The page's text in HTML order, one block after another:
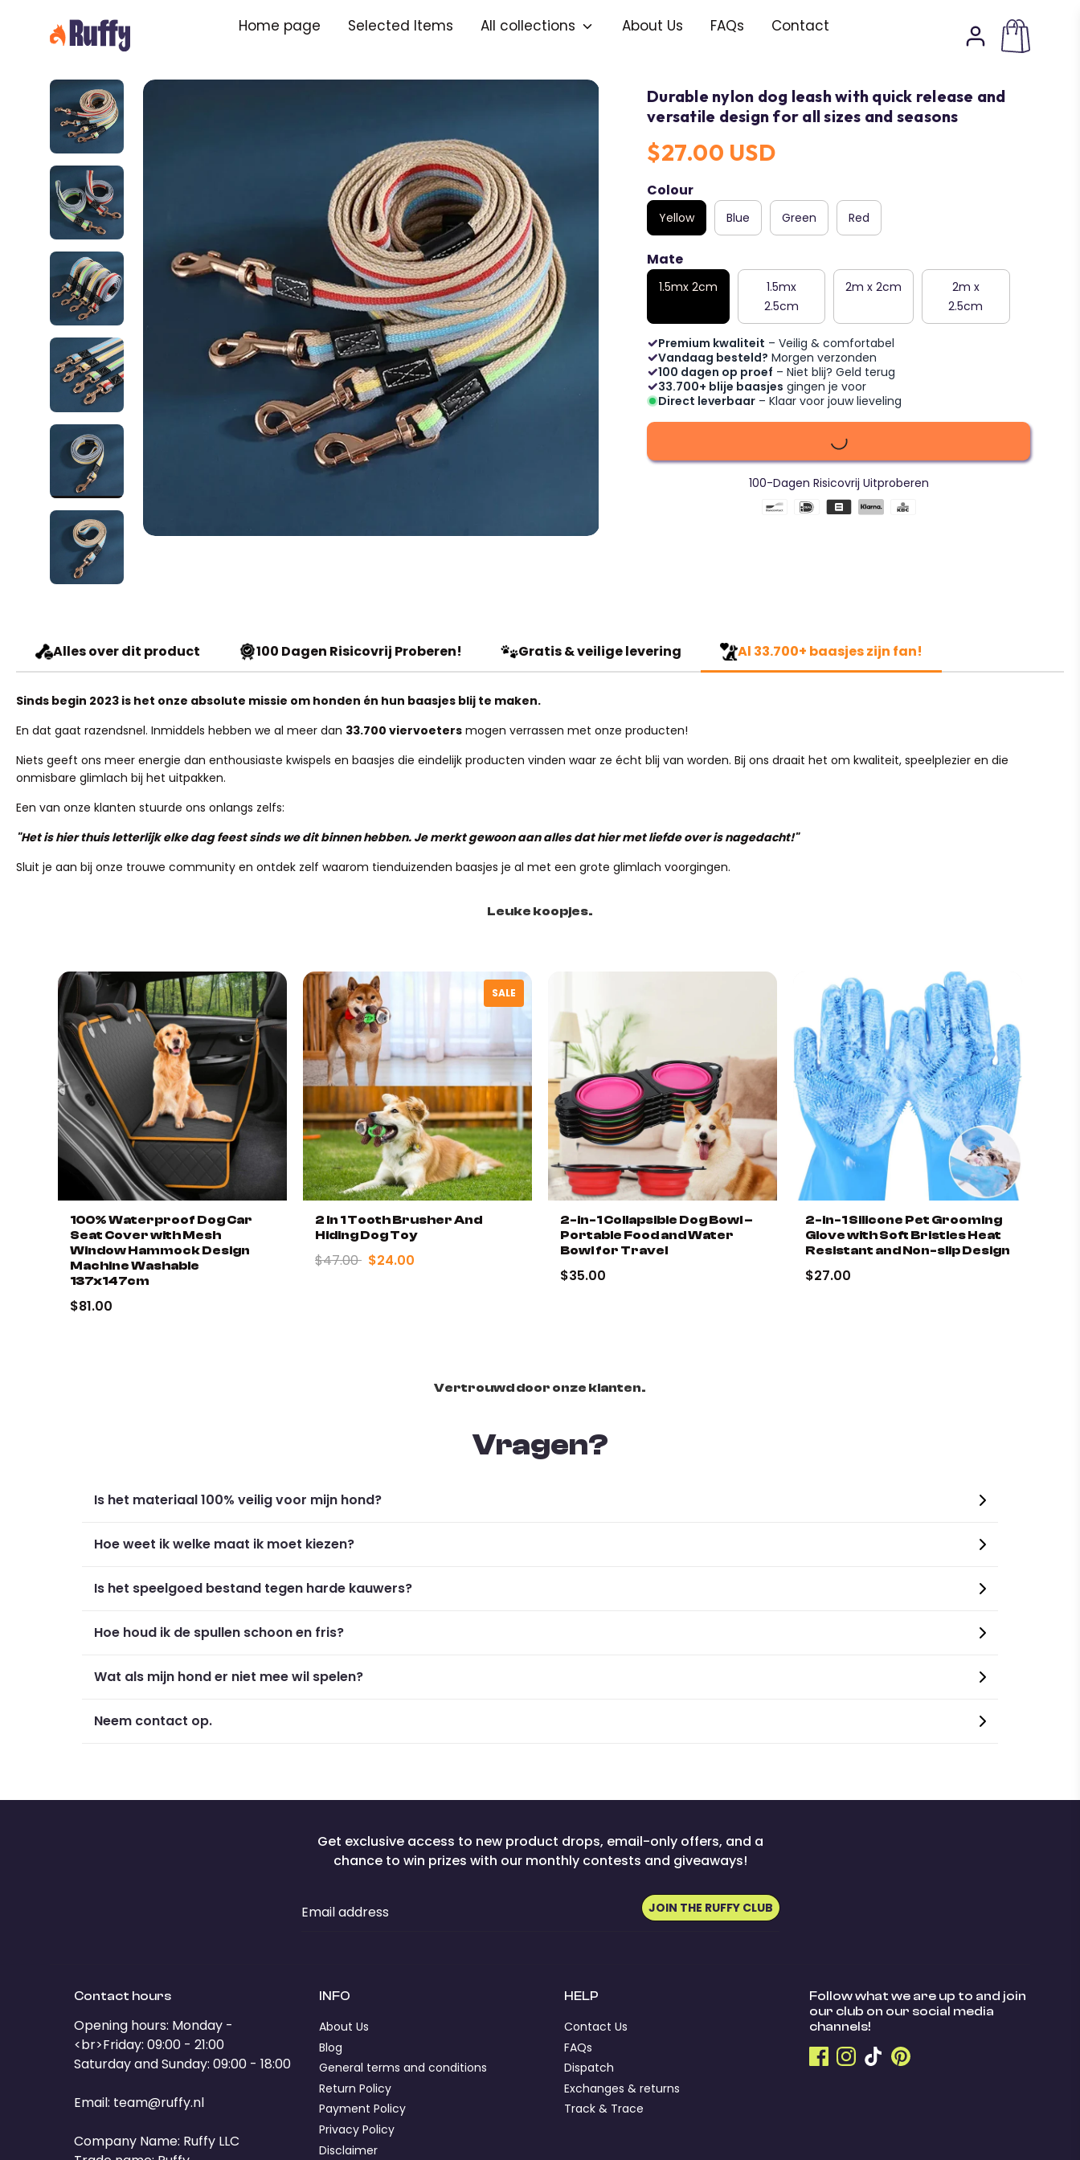
content
Home page Selected Items All collections About Us FAQs Contact
Durable nylon dog leash with quick release and
versatile design for all sizes and seasons
$27.00 USD
Colour
Yellow Blue Green Red
Mate
1.5mx 2cm
1.5mx
2.5cm
2m x 2cm
2m x
2.5cm
Premium kwaliteit – Veilig & comfortabel
Vandaag besteld? Morgen verzonden
100 dagen op proef – Niet blij? Geld terug
33.700+ blije baasjes gingen je voor
Direct leverbaar – Klaar voor jouw lieveling
100-Dagen Risicovrij Uitproberen
Alles over dit product 100 Dagen Risicovrij Proberen! Gratis & veilige levering Al 33.700+ baasjes zijn fan!
Sinds begin 2023 is het onze absolute missie om honden én hun baasjes blij te maken.
En dat gaat razendsnel. Inmiddels hebben we al meer dan 33.700 viervoeters mogen verrassen met onze producten!
Niets geeft ons meer energie dan enthousiaste kwispels en baasjes die eindelijk producten vinden waar ze écht blij van worden. Bij ons draait het om kwaliteit, speelplezier en die
onmisbare glimlach bij het uitpakken.
Een van onze klanten stuurde ons onlangs zelfs:
"Het is hier thuis letterlijk elke dag feest sinds we dit binnen hebben. Je merkt gewoon aan alles dat hier met liefde over is nagedacht!"
Sluit je aan bij onze trouwe community en ontdek zelf waarom tienduizenden baasjes je al met een grote glimlach voorgingen.
Leuke koopjes.
100% Waterproof Dog Car
Seat Cover with Mesh
Window Hammock Design
Machine Washable
137x147cm
$81.00
SALE
2 In 1 Tooth Brusher And
Hiding Dog Toy
$47.00 $24.00
2-in-1 Collapsible Dog Bowl –
Portable Food and Water
Bowl for Travel
$35.00
2-in-1 Silicone Pet Grooming
Glove with Soft Bristles Heat
Resistant and Non-slip Design
$27.00
Vertrouwd door onze klanten.
Vragen?
Is het materiaal 100% veilig voor mijn hond?
Hoe weet ik welke maat ik moet kiezen?
Is het speelgoed bestand tegen harde kauwers?
Hoe houd ik de spullen schoon en fris?
Wat als mijn hond er niet mee wil spelen?
Neem contact op.
Get exclusive access to new product drops, email-only offers, and a
chance to win prizes with our monthly contests and giveaways!
Email address JOIN THE RUFFY CLUB
Contact hours
Opening hours: Monday -
<br>Friday: 09:00 - 21:00
Saturday and Sunday: 09:00 - 18:00
Email: team@ruffy.nl
Company Name: Ruffy LLC
INFO
About Us
Blog
General terms and conditions
Return Policy
Payment Policy
Privacy Policy
Disclaimer
HELP
Contact Us
FAQs
Dispatch
Exchanges & returns
Track & Trace
Follow what we are up to and join
our club on our social media
channels!